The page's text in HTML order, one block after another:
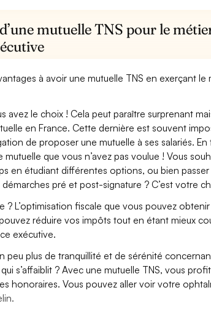
mutuelle TNS pour le
à avoir une mutuelle TNS en exerçant
avez le choix ! Cela peut paraître surprenant
en France. Cette dernière est souvent
de proposer une mutuelle à ses salariés.
mutuelle que vous n’avez pas voulue ! Vous
en étudiant différentes options, ou bien
pré et post-signature ? C’est votre
? L’optimisation fiscale que vous pouvez
réduire vos impôts tout en étant mieux
exécutive.
peu plus de tranquillité et de sérénité
s’affaiblit ? Avec une mutuelle TNS, vous
honoraires. Vous pouvez aller voir votre